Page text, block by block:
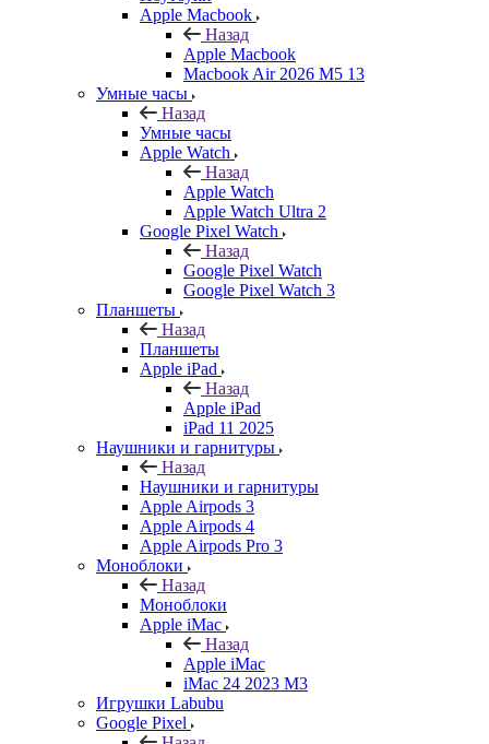
Apple Macbook
Назад
Apple Macbook
Macbook Air 2026 M5 13
Умные часы
Назад
Умные часы
Apple Watch
Назад
Apple Watch
Apple Watch Ultra 2
Google Pixel Watch
Назад
Google Pixel Watch
Google Pixel Watch 3
Планшеты
Назад
Планшеты
Apple iPad
Назад
Apple iPad
iPad 11 2025
Наушники и гарнитуры
Назад
Наушники и гарнитуры
Apple Airpods 3
Apple Airpods 4
Apple Airpods Pro 3
Моноблоки
Назад
Моноблоки
Apple iMac
Назад
Apple iMac
iMac 24 2023 M3
Игрушки Labubu
Google Pixel